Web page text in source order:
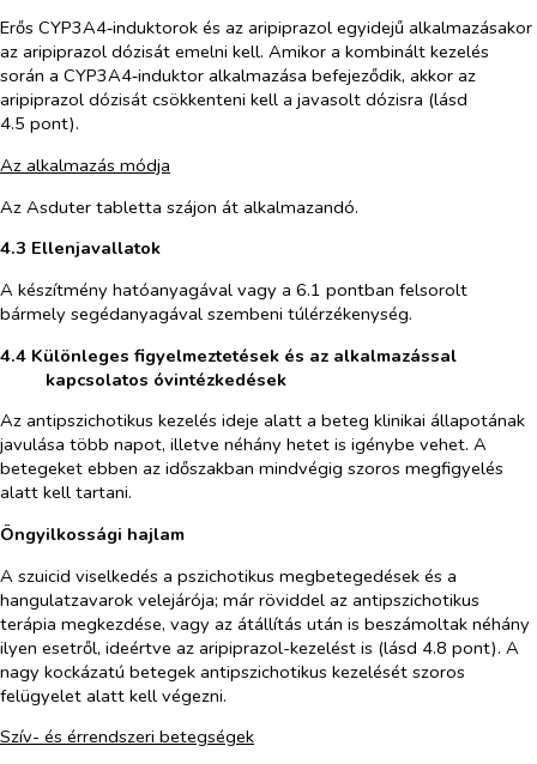
Erős CYP3A4‑induktorok és az aripiprazol egyidejű alkalmazásakor
az aripiprazol dózisát emelni kell. Amikor a kombinált kezelés
során a CYP3A4‑induktor alkalmazása befejeződik, akkor az
aripiprazol dózisát csökkenteni kell a javasolt dózisra (lásd
4.5 pont).
Az alkalmazás módja
Az Asduter tabletta szájon át alkalmazandó.
4.3 Ellenjavallatok
A készítmény hatóanyagával vagy a 6.1 pontban felsorolt
bármely segédanyagával szembeni túlérzékenység.
4.4 Különleges figyelmeztetések és az alkalmazással
kapcsolatos óvintézkedések
Az antipszichotikus kezelés ideje alatt a beteg klinikai állapotának
javulása több napot, illetve néhány hetet is igénybe vehet. A
betegeket ebben az időszakban mindvégig szoros megfigyelés
alatt kell tartani.
Öngyilkossági hajlam
A szuicid viselkedés a pszichotikus megbetegedések és a
hangulatzavarok velejárója; már röviddel az antipszichotikus
terápia megkezdése, vagy az átállítás után is beszámoltak néhány
ilyen esetről, ideértve az aripiprazol-kezelést is (lásd 4.8 pont). A
nagy kockázatú betegek antipszichotikus kezelését szoros
felügyelet alatt kell végezni.
Szív- és érrendszeri betegségek